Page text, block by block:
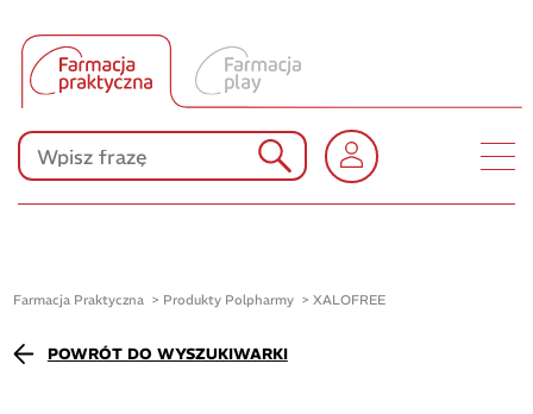
Produkty Polpharmy
KONKURSY
Farmacja Praktyczna Produkty Polpharmy XALOFREE
POWRÓT DO WYSZUKIWARKI